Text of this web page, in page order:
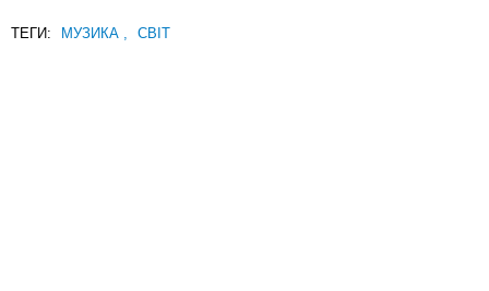
ТЕГИ: МУЗИКА СВІТ